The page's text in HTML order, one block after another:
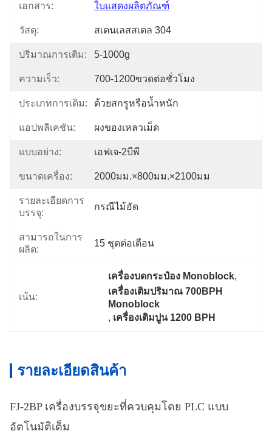
เอกสาร: ใบแสดงผลิตภัณฑ์
วัสดุ: สเตนเลสสเตล 304
ปริมาณการเติม: 5-1000g
ความเร็ว: 700-1200ขวดต่อชั่วโมง
ประเภทการเติม: ด้วยสกรูหรือน้ำหนัก
แอปพลิเคชัน: ผงของเหลวเม็ด
แบบอย่าง: เอฟเจ-2บีพี
ขนาดเครื่อง: 2000มม.×800มม.×2100มม
รายละเอียดการ
บรรจุ:
กรณีไม้อัด
สามารถในการ
ผลิต:
15 ชุดต่อเดือน
เน้น:
เครื่องบดกระป๋อง Monoblock,
เครื่องเติมปริมาณ 700BPH
Monoblock
, เครื่องเติมปูน 1200 BPH
รายละเอียดสินค้า
FJ-2BP เครื่องบรรจุขยะที่ควบคุมโดย PLC แบบ
อัตโนมัติเต็ม